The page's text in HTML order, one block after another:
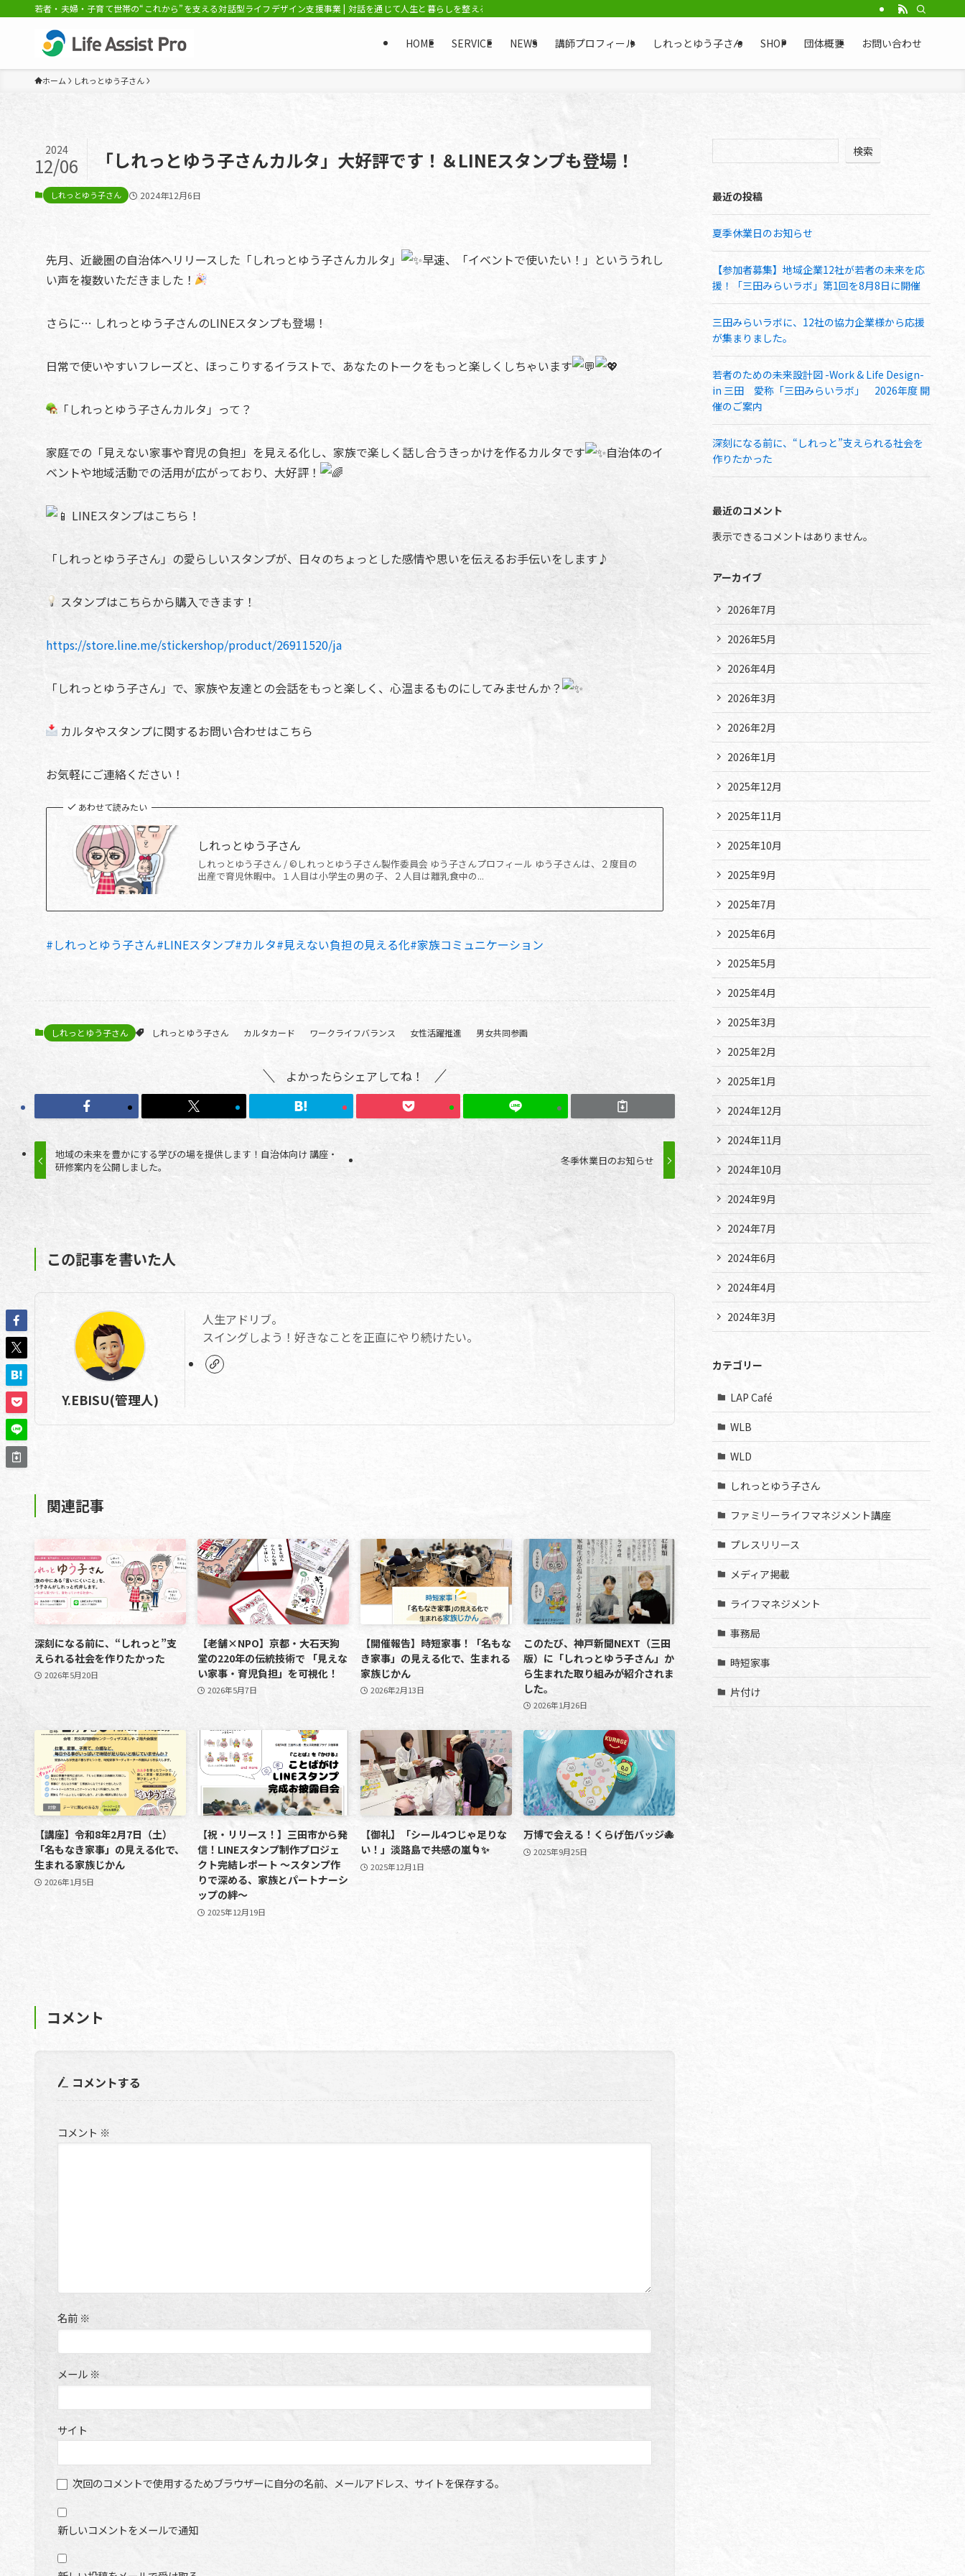
若者・夫婦・子育て世帯の“これから”を支える対話型ライフデザイン支援事業 | 対話を通じて人生と暮らしを整える「ライフアシストプロ」 / NPO法人ひと・コネクト兵庫
HOME SERVICE NEWS 講師プロフィール しれっとゆう子さん SHOP 団体概要 お問い合わせ
ホーム しれっとゆう子さん
「しれっとゆう子さんカルタ」大好評です！＆LINEスタンプも登場！
2024
12/06
しれっとゆう子さん 2024年12月6日
先月、近畿圏の自治体へリリースした「しれっとゆう子さんカルタ」
早速、「イベントで使いたい！」といううれし
い声を複数いただきました！
さらに… しれっとゆう子さんのLINEスタンプも登場！
日常で使いやすいフレーズと、ほっこりするイラストで、あなたのトークをもっと楽しくしちゃいます
「しれっとゆう子さんカルタ」って？
家庭での「見えない家事や育児の負担」を見える化し、家族で楽しく話し合うきっかけを作るカルタです
自治体のイ
ベントや地域活動での活用が広がっており、大好評！
LINEスタンプはこちら！
「しれっとゆう子さん」の愛らしいスタンプが、日々のちょっとした感情や思いを伝えるお手伝いをします♪
スタンプはこちらから購入できます！
https://store.line.me/stickershop/product/26911520/ja
「しれっとゆう子さん」で、家族や友達との会話をもっと楽しく、心温まるものにしてみませんか？
カルタやスタンプに関するお問い合わせはこちら
お気軽にご連絡ください！
あわせて読みたい
しれっとゆう子さん
しれっとゆう子さん / ©しれっとゆう子さん製作委員会 ゆう子さんプロフィール ゆう子さんは、２度目の
出産で育児休暇中。１人目は小学生の男の子、２人目は離乳食中の...
#しれっとゆう子さん#LINEスタンプ#カルタ#見えない負担の見える化#家族コミュニケーション
しれっとゆう子さん しれっとゆう子さん カルタカード ワークライフバランス 女性活躍推進 男女共同参画
よかったらシェアしてね！
地域の未来を豊かにする学びの場を提供します！自治体向け 講座・
研修案内を公開しました。
冬季休業日のお知らせ
この記事を書いた人
Y.EBISU(管理人)
人生アドリブ。
スイングしよう！好きなことを正直にやり続けたい。
関連記事
深刻になる前に、“しれっと”支
えられる社会を作りたかった
2026年5月20日
【老舗×NPO】京都・大石天狗
堂の220年の伝統技術で 「見えな
い家事・育児負担」を可視化！
2026年5月7日
【開催報告】時短家事！「名もな
き家事」の見える化で、生まれる
家族じかん
2026年2月13日
このたび、神戸新聞NEXT（三田
版）に「しれっとゆう子さん」か
ら生まれた取り組みが紹介されま
した。
2026年1月26日
【講座】令和8年2月7日（土）
「名もなき家事」の見える化で、
生まれる家族じかん
2026年1月5日
【祝・リリース！】三田市から発
信！LINEスタンプ制作プロジェ
クト完結レポート ～スタンプ作
りで深める、家族とパートナーシ
ップの絆～
2025年12月19日
【御礼】「シール4つじゃ足りな
い！」淡路島で共感の嵐🌀✨
2025年12月1日
万博で会える！くらげ缶バッジ🐙
2025年9月25日
コメント
コメントする
コメント ※
名前 ※
メール ※
サイト
次回のコメントで使用するためブラウザーに自分の名前、メールアドレス、サイトを保存する。
新しいコメントをメールで通知
検索
最近の投稿
夏季休業日のお知らせ
【参加者募集】地域企業12社が若者の未来を応
援！「三田みらいラボ」第1回を8月8日に開催
三田みらいラボに、12社の協力企業様から応援
が集まりました。
若者のための未来設計図 -Work & Life Design-
in 三田 愛称「三田みらいラボ」 2026年度 開
催のご案内
深刻になる前に、“しれっと”支えられる社会を
作りたかった
最近のコメント
表示できるコメントはありません。
アーカイブ
2026年7月
2026年5月
2026年4月
2026年3月
2026年2月
2026年1月
2025年12月
2025年11月
2025年10月
2025年9月
2025年7月
2025年6月
2025年5月
2025年4月
2025年3月
2025年2月
2025年1月
2024年12月
2024年11月
2024年10月
2024年9月
2024年7月
2024年6月
2024年4月
2024年3月
カテゴリー
LAP Café
WLB
WLD
しれっとゆう子さん
ファミリーライフマネジメント講座
プレスリリース
メディア掲載
ライフマネジメント
事務局
時短家事
片付け